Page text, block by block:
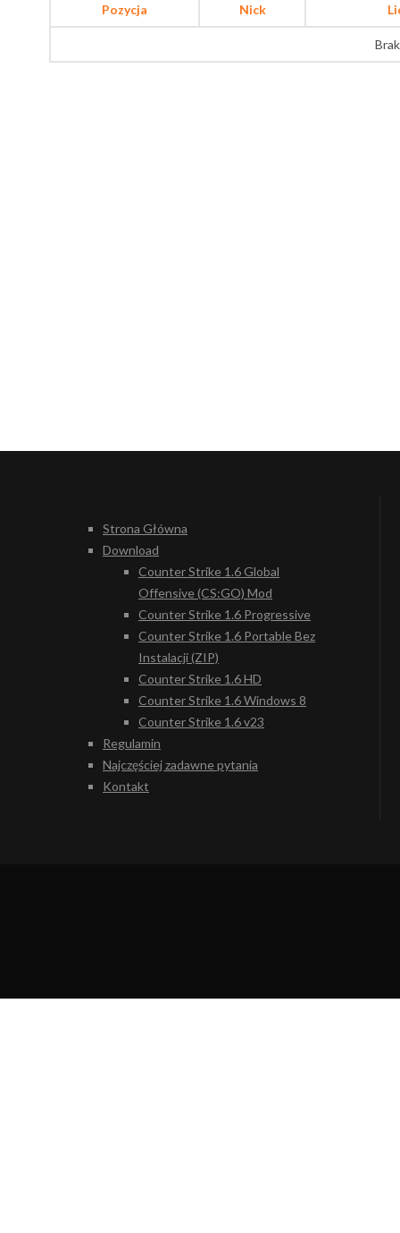
Pozycja Nick
Strona Główna
Download
Counter Strike 1.6 Global
Offensive (CS:GO) Mod
Counter Strike 1.6 Progressive
Counter Strike 1.6 Portable Bez
Instalacji (ZIP)
Counter Strike 1.6 HD
Counter Strike 1.6 Windows 8
Counter Strike 1.6 v23
Regulamin
Najczęściej zadawne pytania
Kontakt